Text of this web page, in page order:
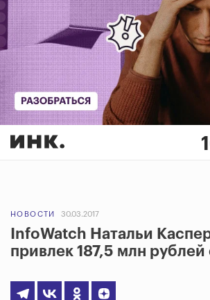
НОВОСТИ 30.03.2017
InfoWatch Натальи
привлек 187,5 млн